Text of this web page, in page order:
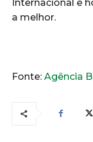
Internacional e
a melhor.
Fonte: Agência